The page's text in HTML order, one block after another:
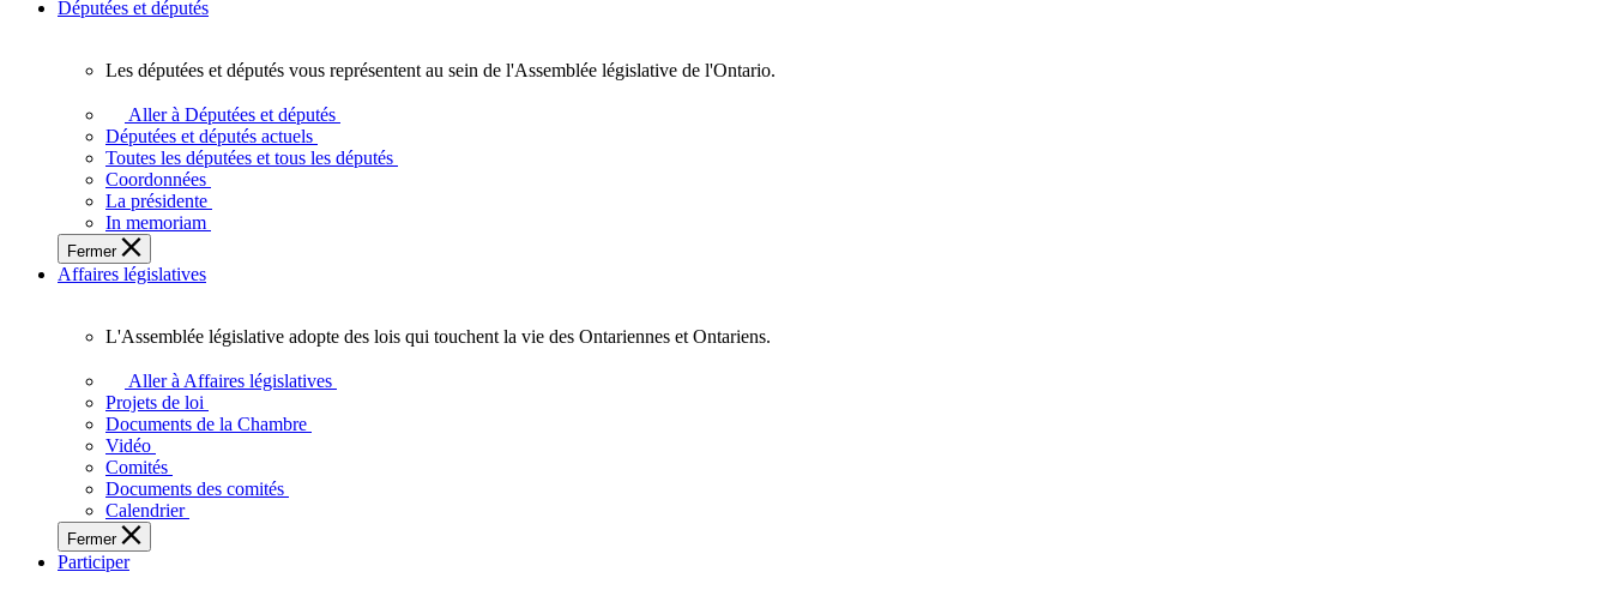
Députées et députés
députées
députés
vous
représentent
sein
de
l'Assemblée
l'Ontario.
Les députées et députés vous représentent au sein de l'Assemblée législative de l'Ontario.
Aller à Députées et députés
Députées et députés actuels
Toutes les députées et tous les députés
Coordonnées
La présidente
In memoriam
Fermer
Affaires législatives
législative
adopte
touchent
vie
des
Ontariennes
L'Assemblée législative adopte des lois qui touchent la vie des Ontariennes et Ontariens.
Aller à Affaires législatives
Projets de loi
Documents de la Chambre
Vidéo
Comités
Documents des comités
Calendrier
Fermer
Participer